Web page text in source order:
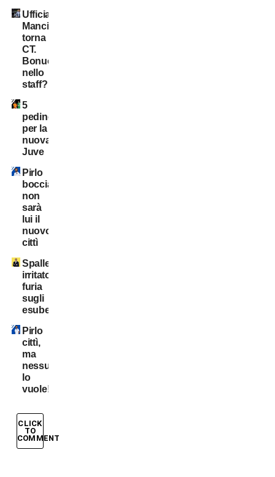
Ufficiale:
Mancini
torna
CT.
Bonucci
nello
staff?
5
pedine
per la
nuova
Juve
Pirlo
bocciato:
non
sarà
lui il
nuovo
cittì
Spalletti
irritato:
furia
sugli
esuberi!
Pirlo
cittì,
ma
nessuno
lo
vuole!
CLICK
TO
COMMENT